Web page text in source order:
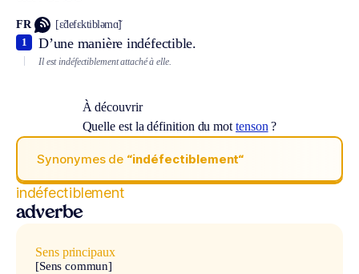
FR [ɛ̃defɛktibləmɑ̃]
D’une manière indéfectible.
1
Il est indéfectiblement attaché à elle.
À découvrir
Quelle est la définition du mottenson ?
Synonymes de “indéfectiblement“
indéfectiblement
adverbe
Sens principaux
[Sens commun]